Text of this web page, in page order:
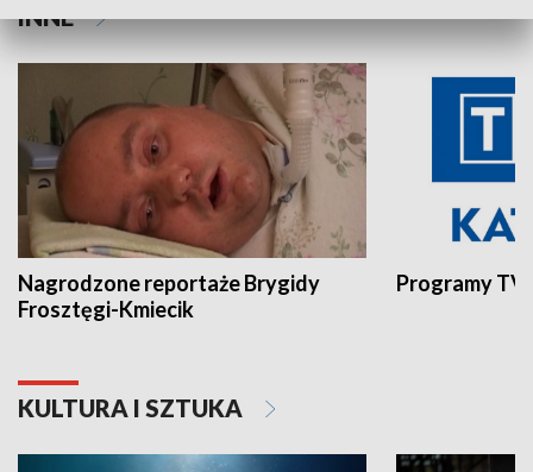
INNE
Nagrodzone reportaże Brygidy
Frosztęgi-Kmiecik
Programy
KULTURA I SZTUKA